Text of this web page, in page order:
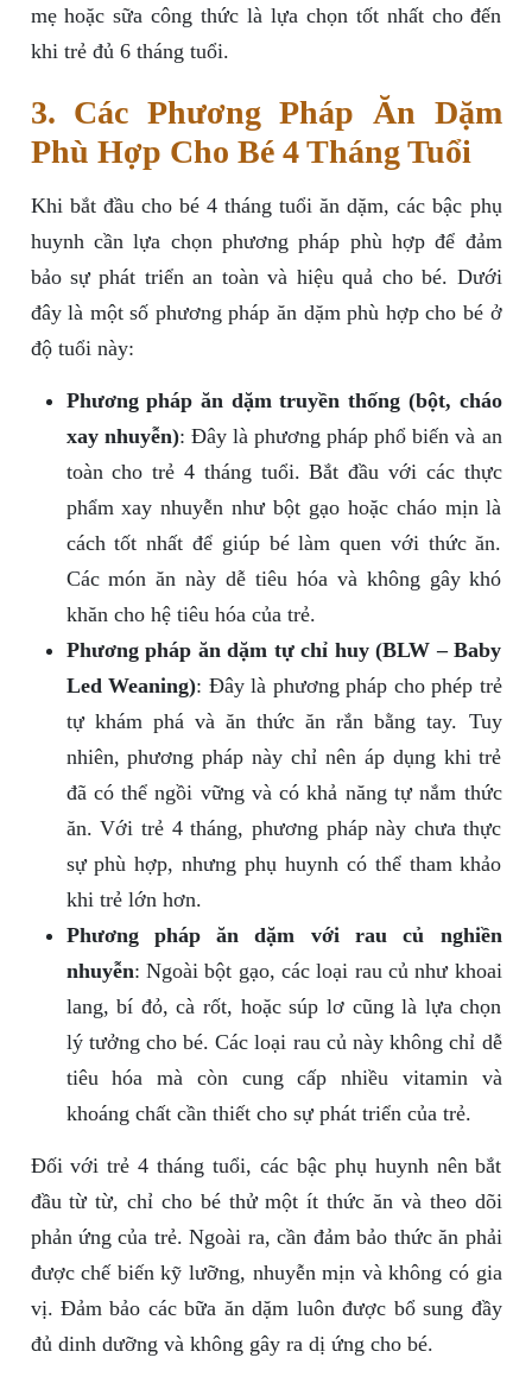
mẹ hoặc sữa công thức là lựa chọn tốt nhất cho đến
khi trẻ đủ 6 tháng tuổi.
3. Các Phương Pháp Ăn Dặm
Phù Hợp Cho Bé 4 Tháng Tuổi
Khi bắt đầu cho bé 4 tháng tuổi ăn dặm, các bậc phụ
huynh cần lựa chọn phương pháp phù hợp để đảm
bảo sự phát triển an toàn và hiệu quả cho bé. Dưới
đây là một số phương pháp ăn dặm phù hợp cho bé ở
độ tuổi này:
Phương pháp ăn dặm truyền thống (bột, cháo
xay nhuyễn): Đây là phương pháp phổ biến và an
toàn cho trẻ 4 tháng tuổi. Bắt đầu với các thực
phẩm xay nhuyễn như bột gạo hoặc cháo mịn là
cách tốt nhất để giúp bé làm quen với thức ăn.
Các món ăn này dễ tiêu hóa và không gây khó
khăn cho hệ tiêu hóa của trẻ.
Phương pháp ăn dặm tự chỉ huy (BLW – Baby
Led Weaning): Đây là phương pháp cho phép trẻ
tự khám phá và ăn thức ăn rắn bằng tay. Tuy
nhiên, phương pháp này chỉ nên áp dụng khi trẻ
đã có thể ngồi vững và có khả năng tự nắm thức
ăn. Với trẻ 4 tháng, phương pháp này chưa thực
sự phù hợp, nhưng phụ huynh có thể tham khảo
khi trẻ lớn hơn.
Phương pháp ăn dặm với rau củ nghiền
nhuyễn: Ngoài bột gạo, các loại rau củ như khoai
lang, bí đỏ, cà rốt, hoặc súp lơ cũng là lựa chọn
lý tưởng cho bé. Các loại rau củ này không chỉ dễ
tiêu hóa mà còn cung cấp nhiều vitamin và
khoáng chất cần thiết cho sự phát triển của trẻ.
Đối với trẻ 4 tháng tuổi, các bậc phụ huynh nên bắt
đầu từ từ, chỉ cho bé thử một ít thức ăn và theo dõi
phản ứng của trẻ. Ngoài ra, cần đảm bảo thức ăn phải
được chế biến kỹ lưỡng, nhuyễn mịn và không có gia
vị. Đảm bảo các bữa ăn dặm luôn được bổ sung đầy
đủ dinh dưỡng và không gây ra dị ứng cho bé.